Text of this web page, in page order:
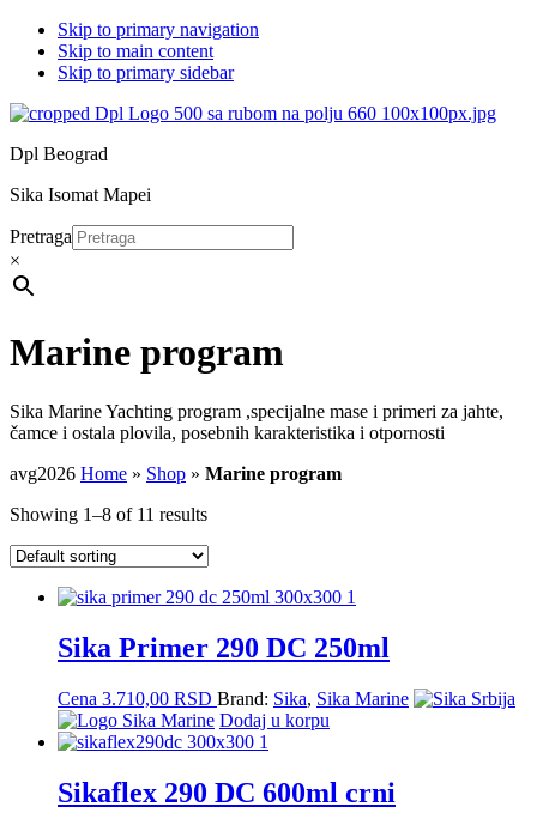
Skip to primary navigation
Skip to main content
Skip to primary sidebar
Dpl Beograd
Sika Isomat Mapei
Pretraga
×
Marine program
Sika Marine Yachting program ,specijalne mase i primeri za jahte,
čamce i ostala plovila, posebnih karakteristika i otpornosti
avg2026 Home » Shop » Marine program
Showing 1–8 of 11 results
Sika Primer 290 DC 250ml
Cena 3.710,00 RSD Brand: Sika, Sika Marine
Dodaj u korpu
Sikaflex 290 DC 600ml crni